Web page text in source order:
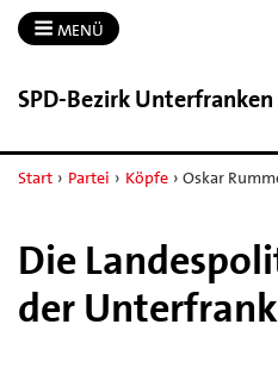
MENÜ
SPD-​Bezirk Unterfranken
Start › Partei › Köpfe › Oskar
Die
der